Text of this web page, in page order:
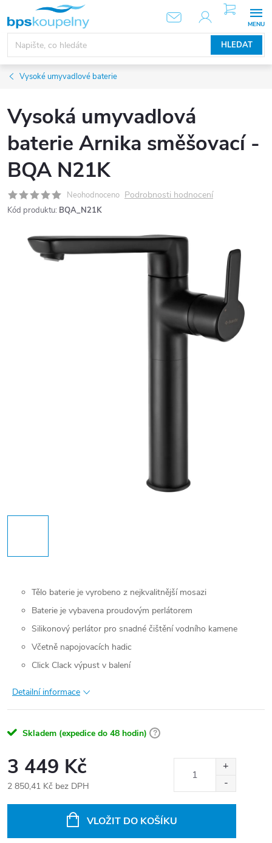
obsah
HLEDAT
NÁKUPNÍ
KOŠÍK
Vysoké umyvadlové baterie
Vysoká umyvadlová
baterie Arnika směšovací -
BQA N21K
Neohodnoceno Podrobnosti hodnocení
Kód produktu: BQA_N21K
Tělo baterie je vyrobeno z nejkvalitnější mosazi
Baterie je vybavena proudovým perlátorem
Silikonový perlátor pro snadné čištění vodního kamene
Včetně napojovacích hadic
Click Clack výpust v balení
Detailní informace
Skladem (expedice do 48 hodin) ?
3 449 Kč
2 850,41 Kč bez DPH
VLOŽIT DO KOŠÍKU